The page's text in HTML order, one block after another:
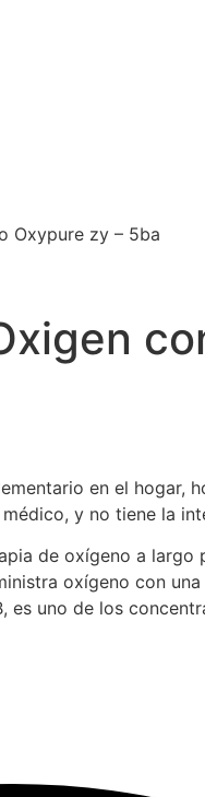
Oxypure zy – 5ba
en el hogar,
y no tiene la
de oxígeno a
oxígeno con
uno de los